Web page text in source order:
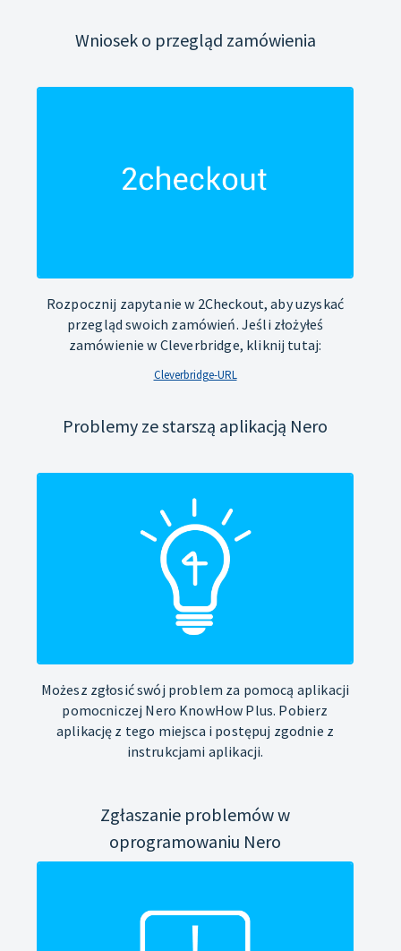
Wniosek o przegląd zamówienia
Rozpocznij zapytanie w 2Checkout, aby uzyskać
przegląd swoich zamówień. Jeśli złożyłeś
zamówienie w Cleverbridge, kliknij tutaj:
Cleverbridge-URL
Problemy ze starszą aplikacją Nero
Możesz zgłosić swój problem za pomocą aplikacji
pomocniczej Nero KnowHow Plus. Pobierz
aplikację z tego miejsca i postępuj zgodnie z
instrukcjami aplikacji.
Zgłaszanie problemów w
oprogramowaniu Nero